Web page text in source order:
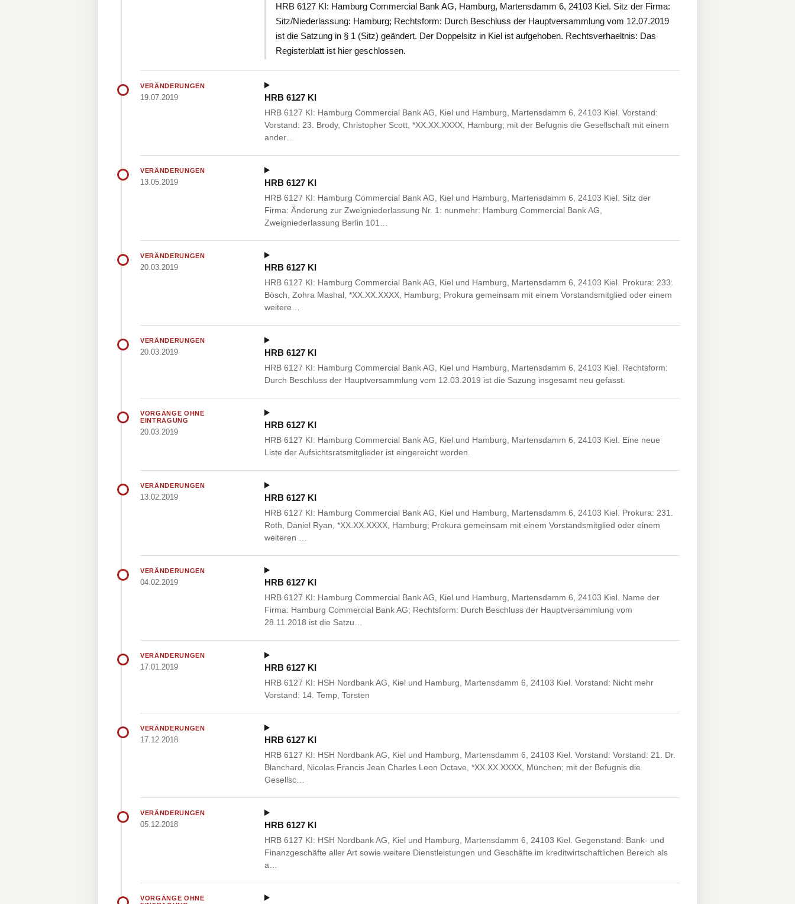
HRB 6127 KI: Hamburg Commercial Bank AG, Hamburg, Martensdamm 6, 24103 Kiel. Sitz der Firma:
Sitz/Niederlassung: Hamburg; Rechtsform: Durch Beschluss der Hauptversammlung vom 12.07.2019
ist die Satzung in § 1 (Sitz) geändert. Der Doppelsitz in Kiel ist aufgehoben. Rechtsverhaeltnis: Das
Registerblatt ist hier geschlossen.
VERÄNDERUNGEN
19.07.2019 HRB 6127 KI
HRB 6127 KI: Hamburg Commercial Bank AG, Kiel und Hamburg, Martensdamm 6, 24103 Kiel. Vorstand:
Vorstand: 23. Brody, Christopher Scott, *XX.XX.XXXX, Hamburg; mit der Befugnis die Gesellschaft mit einem
ander…
VERÄNDERUNGEN
13.05.2019 HRB 6127 KI
HRB 6127 KI: Hamburg Commercial Bank AG, Kiel und Hamburg, Martensdamm 6, 24103 Kiel. Sitz der
Firma: Änderung zur Zweigniederlassung Nr. 1: nunmehr: Hamburg Commercial Bank AG,
Zweigniederlassung Berlin 101…
VERÄNDERUNGEN
20.03.2019 HRB 6127 KI
HRB 6127 KI: Hamburg Commercial Bank AG, Kiel und Hamburg, Martensdamm 6, 24103 Kiel. Prokura: 233.
Bösch, Zohra Mashal, *XX.XX.XXXX, Hamburg; Prokura gemeinsam mit einem Vorstandsmitglied oder einem
weitere…
VERÄNDERUNGEN
20.03.2019 HRB 6127 KI
HRB 6127 KI: Hamburg Commercial Bank AG, Kiel und Hamburg, Martensdamm 6, 24103 Kiel. Rechtsform:
Durch Beschluss der Hauptversammlung vom 12.03.2019 ist die Sazung insgesamt neu gefasst.
VORGÄNGE OHNE
EINTRAGUNG
20.03.2019
HRB 6127 KI
HRB 6127 KI: Hamburg Commercial Bank AG, Kiel und Hamburg, Martensdamm 6, 24103 Kiel. Eine neue
Liste der Aufsichtsratsmitglieder ist eingereicht worden.
VERÄNDERUNGEN
13.02.2019 HRB 6127 KI
HRB 6127 KI: Hamburg Commercial Bank AG, Kiel und Hamburg, Martensdamm 6, 24103 Kiel. Prokura: 231.
Roth, Daniel Ryan, *XX.XX.XXXX, Hamburg; Prokura gemeinsam mit einem Vorstandsmitglied oder einem
weiteren …
VERÄNDERUNGEN
04.02.2019 HRB 6127 KI
HRB 6127 KI: Hamburg Commercial Bank AG, Kiel und Hamburg, Martensdamm 6, 24103 Kiel. Name der
Firma: Hamburg Commercial Bank AG; Rechtsform: Durch Beschluss der Hauptversammlung vom
28.11.2018 ist die Satzu…
VERÄNDERUNGEN
17.01.2019 HRB 6127 KI
HRB 6127 KI: HSH Nordbank AG, Kiel und Hamburg, Martensdamm 6, 24103 Kiel. Vorstand: Nicht mehr
Vorstand: 14. Temp, Torsten
VERÄNDERUNGEN
17.12.2018 HRB 6127 KI
HRB 6127 KI: HSH Nordbank AG, Kiel und Hamburg, Martensdamm 6, 24103 Kiel. Vorstand: Vorstand: 21. Dr.
Blanchard, Nicolas Francis Jean Charles Leon Octave, *XX.XX.XXXX, München; mit der Befugnis die
Gesellsc…
VERÄNDERUNGEN
05.12.2018 HRB 6127 KI
HRB 6127 KI: HSH Nordbank AG, Kiel und Hamburg, Martensdamm 6, 24103 Kiel. Gegenstand: Bank- und
Finanzgeschäfte aller Art sowie weitere Dienstleistungen und Geschäfte im kreditwirtschaftlichen Bereich als
a…
VORGÄNGE OHNE